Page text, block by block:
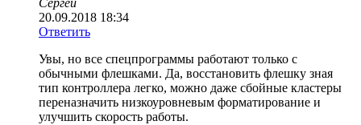
Сергей
20.09.2018 18:34
Ответить
Увы, но все спецпрограммы работают только с
обычными флешками. Да, восстановить флешку зная
тип контроллера легко, можно даже сбойные кластеры
переназначить низкоуровневым форматирование и
улучшить скорость работы.